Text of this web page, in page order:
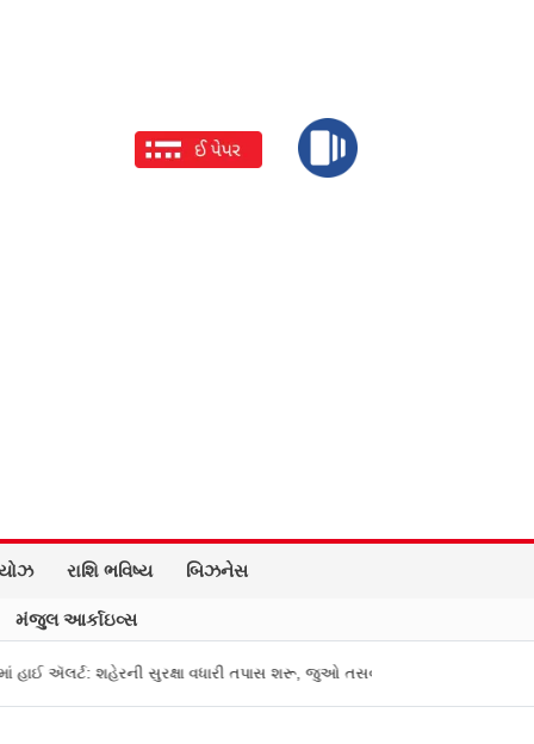
રાશિ ભવિષ્ય બિઝનેસ
મંજુલ આર્કાઇવ્સ
વધારી તપાસ શરૂ, જુઓ તસવીરો એક પર હુમલો, બધા પર હુમલો ગણાશે: